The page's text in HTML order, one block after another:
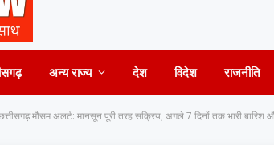
अन्य राज्य देश विदेश राजनीति
मौसम अलर्ट: मानसून पूरी तरह सक्रिय, अगले 7 दिनों तक भारी बारिश